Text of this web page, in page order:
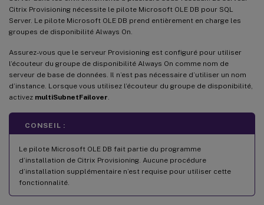
Citrix Provisioning nécessite le pilote Microsoft OLE DB pour SQL
Server. Le pilote Microsoft OLE DB prend entièrement en charge les
groupes de disponibilité Always On.
Assurez-vous que le serveur Provisioning est configuré pour utiliser
l’écouteur du groupe de disponibilité Always On comme nom de
serveur de base de données. Il n’est pas nécessaire d’utiliser un nom
d’instance. Lorsque vous utilisez l’écouteur du groupe de disponibilité,
activez multiSubnetFailover
CONSEIL :
Le pilote Microsoft OLE DB fait partie du programme
d’installation de Citrix Provisioning. Aucune procédure
d’installation supplémentaire n’est requise pour utiliser cette
fonctionnalité.